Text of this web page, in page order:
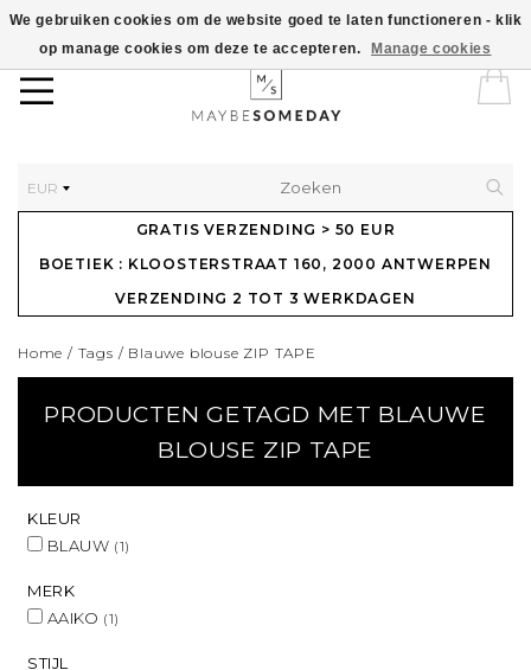
EUR
GRATIS VERZENDING > 50 EUR
BOETIEK : KLOOSTERSTRAAT 160, 2000 ANTWERPEN
VERZENDING 2 TOT 3 WERKDAGEN
Home / Tags / Blauwe blouse ZIP TAPE
PRODUCTEN GETAGD MET BLAUWE
BLOUSE ZIP TAPE
KLEUR
BLAUW (1)
MERK
AAIKO (1)
STIJL
We gebruiken cookies om de website goed te laten functioneren - klik
op manage cookies om deze te accepteren.
Manage cookies